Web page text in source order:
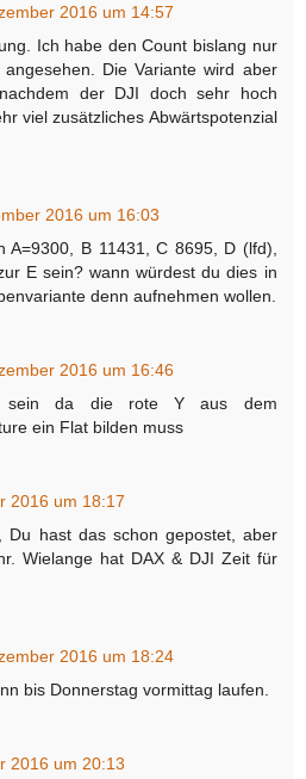
2016 um 14:57
Ich habe den Count bislang nur
Die Variante wird aber
der DJI doch sehr hoch
viel zusätzliches Abwärtspotenzial
2016 um 16:03
A=9300, B 11431, C 8695, D (lfd),
E sein? wann würdest du dies in
denn aufnehmen wollen.
2016 um 16:46
sein da die rote Y aus dem
ein Flat bilden muss
2016 um 18:17
Du hast das schon gepostet, aber
Wielange hat DAX & DJI Zeit für
2016 um 18:24
bis Donnerstag vormittag laufen.
2016 um 20:13